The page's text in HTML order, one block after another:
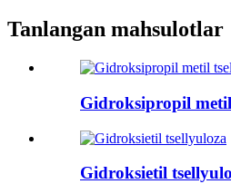
Tanlangan mahsulotlar
Gidroksipropil
Gidroksietil